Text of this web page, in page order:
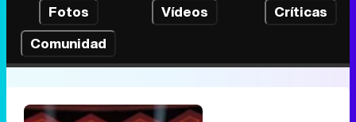
Fotos
Vídeos
Críticas
Comunidad